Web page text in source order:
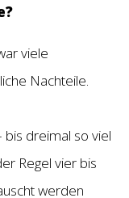
viele
Nachteile.
dreimal so viel
Regel vier bis
werden